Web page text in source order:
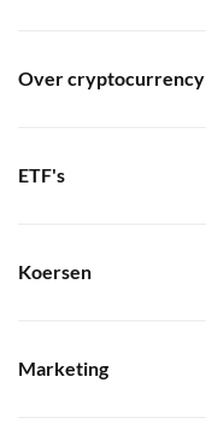
Over cryptocurrency
ETF's
Koersen
Marketing